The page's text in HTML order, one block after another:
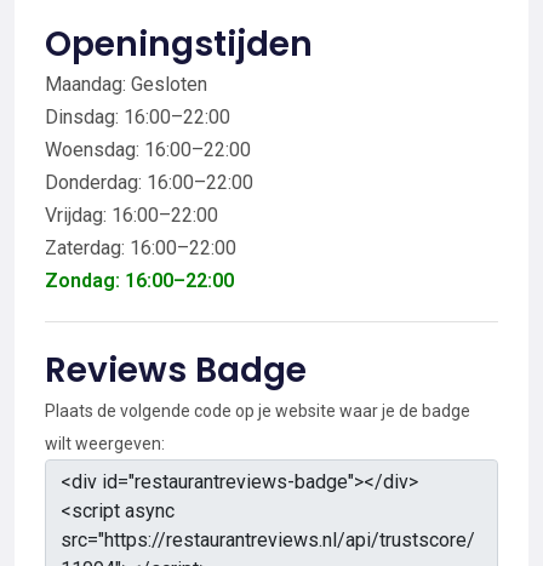
Openingstijden
Maandag: Gesloten
Dinsdag: 16:00–22:00
Woensdag: 16:00–22:00
Donderdag: 16:00–22:00
Vrijdag: 16:00–22:00
Zaterdag: 16:00–22:00
Zondag: 16:00–22:00
Reviews Badge
Plaats de volgende code op je website waar je de badge
wilt weergeven: